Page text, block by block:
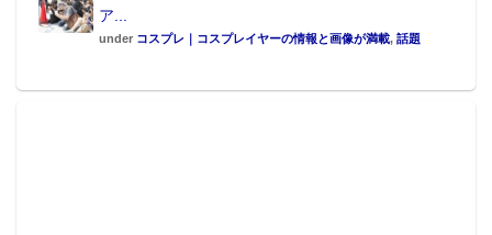
ア...
under コスプレ｜コスプレイヤーの情報と画像が満載, 話題